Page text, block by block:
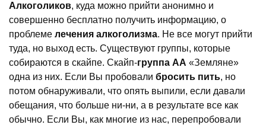
Алкоголиков, куда можно прийти анонимно и
совершенно бесплатно получить информацию, о
проблеме лечения алкоголизма. Не все могут прийти
туда, но выход есть. Существуют группы, которые
собираются в скайпе. Скайп-группа АА «Земляне»
одна из них. Если Вы пробовали бросить пить, но
потом обнаруживали, что опять выпили, если давали
обещания, что больше ни-ни, а в результате все как
обычно. Если Вы, как многие из нас, перепробовали